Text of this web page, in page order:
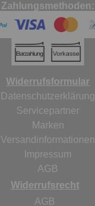
Zahlungsmethoden:
Widerrufsformular
Datenschutzerklärung
Servicepartner
Marken
Versandinformationen
Impressum
AGB
Widerrufsrecht
AGB